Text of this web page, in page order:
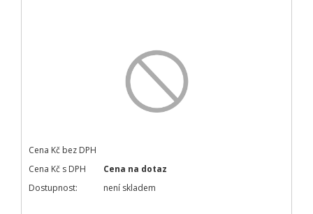
Cena Kč bez DPH
Cena Kč s DPH
Cena na dotaz
Dostupnost:
není skladem